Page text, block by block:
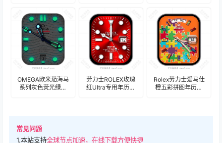
OMEGA欧米茄海马
系列灰色荧光绿圆
劳力士ROLEX玫瑰
红Ultra专用年历表
Rolex劳力士爱马仕
橙五彩拼图年历表
常见问题
1.本站支持全球节点加速，在线下载方便快捷